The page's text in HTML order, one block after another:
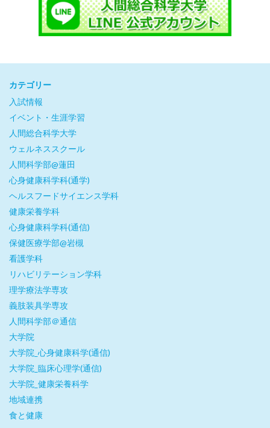
カテゴリー
入試情報
イベント・生涯学習
人間総合科学大学
ウェルネススクール
人間科学部@蓮田
心身健康科学科(通学)
ヘルスフードサイエンス学科
健康栄養学科
心身健康科学科(通信)
保健医療学部@岩槻
看護学科
リハビリテーション学科
理学療法学専攻
義肢装具学専攻
人間科学部＠通信
大学院
大学院_心身健康科学(通信)
大学院_臨床心理学(通信)
大学院_健康栄養科学
地域連携
食と健康